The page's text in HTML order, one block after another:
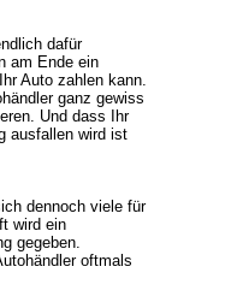
dafür
am Ende ein
Auto zahlen kann.
ganz gewiss
Und dass Ihr
ausfallen wird ist
dennoch viele für
wird ein
gegeben.
oftmals